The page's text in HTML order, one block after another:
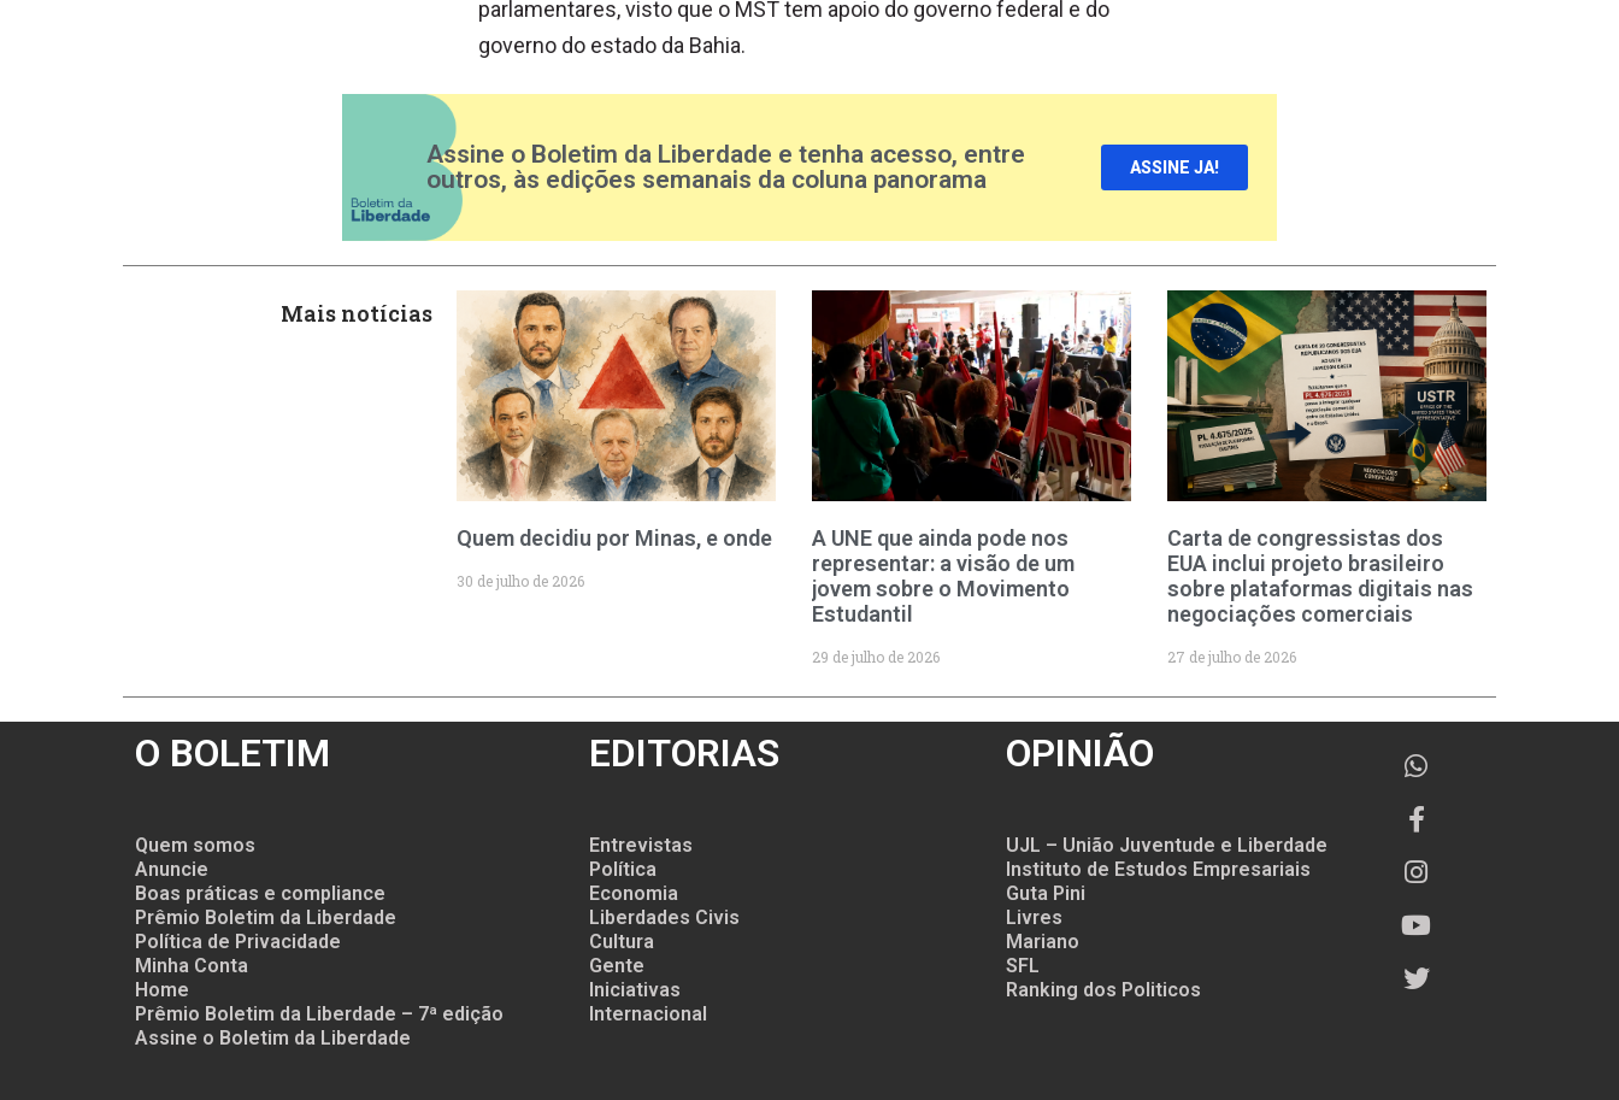
parlamentares, visto que o MST tem apoio do governo federal e do
governo do estado da Bahia.
Assine o Boletim da Liberdade e tenha acesso, entre
outros, às edições semanais da coluna panorama
ASSINE JA!
Mais notícias
Quem decidiu por Minas, e onde
30 de julho de 2026
A UNE que ainda pode nos
representar: a visão de um
jovem sobre o Movimento
Estudantil
29 de julho de 2026
Carta de congressistas dos
EUA inclui projeto brasileiro
sobre plataformas digitais nas
negociações comerciais
27 de julho de 2026
O BOLETIM
Quem somos
Anuncie
Boas práticas e compliance
Prêmio Boletim da Liberdade
Política de Privacidade
Minha Conta
Home
Prêmio Boletim da Liberdade – 7ª edição
Assine o Boletim da Liberdade
EDITORIAS
Entrevistas
Política
Economia
Liberdades Civis
Cultura
Gente
Iniciativas
Internacional
OPINIÃO
UJL – União Juventude e Liberdade
Instituto de Estudos Empresariais
Guta Pini
Livres
Mariano
SFL
Ranking dos Politicos